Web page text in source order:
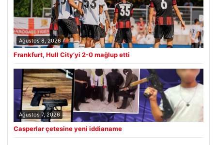
Ağustos 8, 2026
Frankfurt, Hull City’yi 2-0 mağlup etti
Ağustos 7, 2026
Casperlar çetesine yeni iddianame